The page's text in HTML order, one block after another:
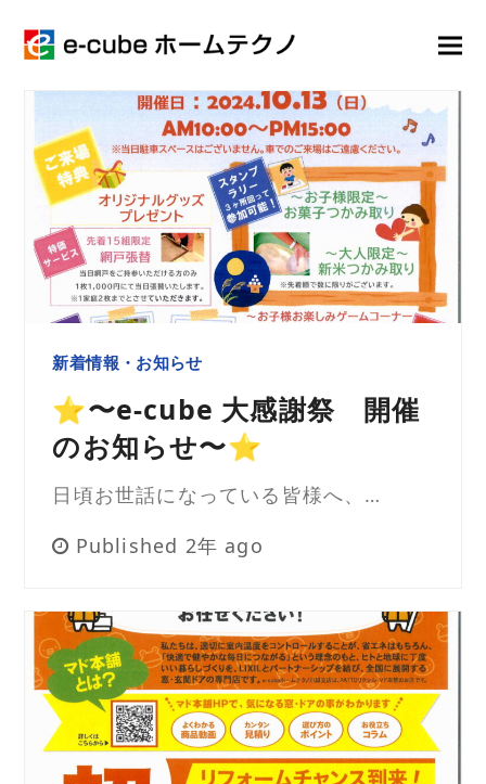
新着情報・お知らせ
⭐️〜e-cube 大感謝祭 開催
のお知らせ〜⭐️
日頃お世話になっている皆様へ、…
Published 2年 ago